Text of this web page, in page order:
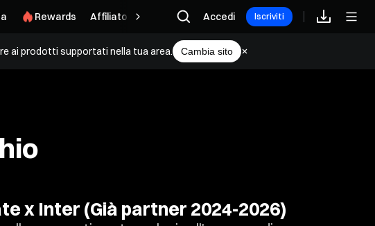
Rewards Affiliato Accedi Iscriviti
ai prodotti supportati nella tua area. Cambia sito
x Inter (Già partner 2024-2026)